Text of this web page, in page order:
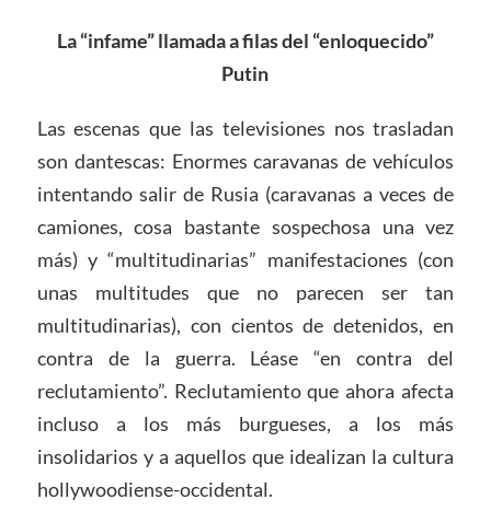
La “infame” llamada a filas del “enloquecido”
Putin
Las escenas que las televisiones nos trasladan
son dantescas: Enormes caravanas de vehículos
intentando salir de Rusia (caravanas a veces de
camiones, cosa bastante sospechosa una vez
más) y “multitudinarias” manifestaciones (con
unas multitudes que no parecen ser tan
multitudinarias), con cientos de detenidos, en
contra de la guerra. Léase “en contra del
reclutamiento”. Reclutamiento que ahora afecta
incluso a los más burgueses, a los más
insolidarios y a aquellos que idealizan la cultura
hollywoodiense-occidental.